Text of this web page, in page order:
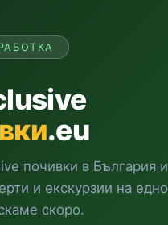
.eu
почивки в България и
и екскурзии на едно
скоро.